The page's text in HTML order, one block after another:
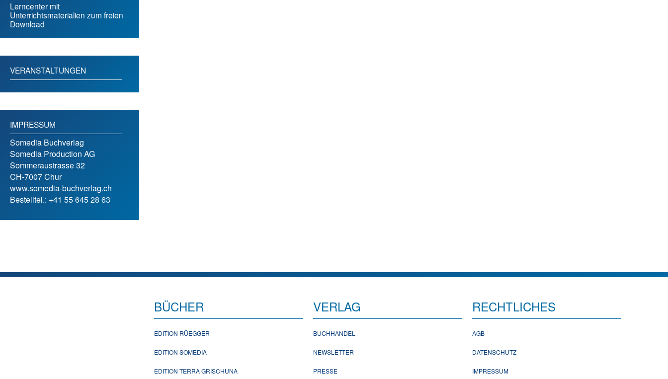
Lerncenter mit
Unterrichtsmaterialien zum freien
Download
VERANSTALTUNGEN
IMPRESSUM
Somedia Buchverlag
Somedia Production AG
Sommeraustrasse 32
CH-7007 Chur
www.somedia-buchverlag.ch
Bestelltel.: +41 55 645 28 63
BÜCHER
EDITION RÜEGGER
EDITION SOMEDIA
EDITION TERRA GRISCHUNA
VERLAG
BUCHHANDEL
NEWSLETTER
PRESSE
RECHTLICHES
AGB
DATENSCHUTZ
IMPRESSUM